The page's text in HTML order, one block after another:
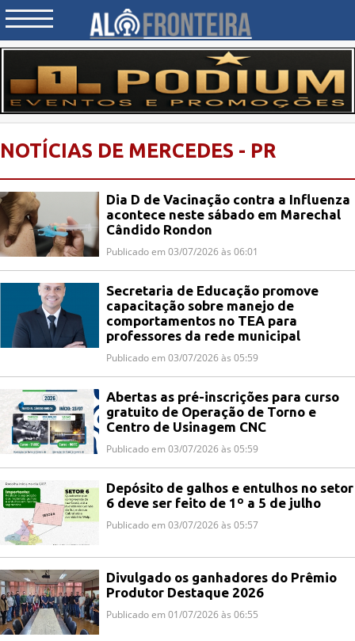
NOTÍCIAS DE MERCEDES - PR
Dia D de Vacinação contra a Influenza
acontece neste sábado em Marechal
Cândido Rondon
Publicado em 03/07/2026 às 06:01
Secretaria de Educação promove
capacitação sobre manejo de
comportamentos no TEA para
professores da rede municipal
Publicado em 03/07/2026 às 05:59
Abertas as pré-inscrições para curso
gratuito de Operação de Torno e
Centro de Usinagem CNC
Publicado em 03/07/2026 às 05:59
Depósito de galhos e entulhos no setor
6 deve ser feito de 1º a 5 de julho
Publicado em 03/07/2026 às 05:57
Divulgado os ganhadores do Prêmio
Produtor Destaque 2026
Publicado em 01/07/2026 às 06:55